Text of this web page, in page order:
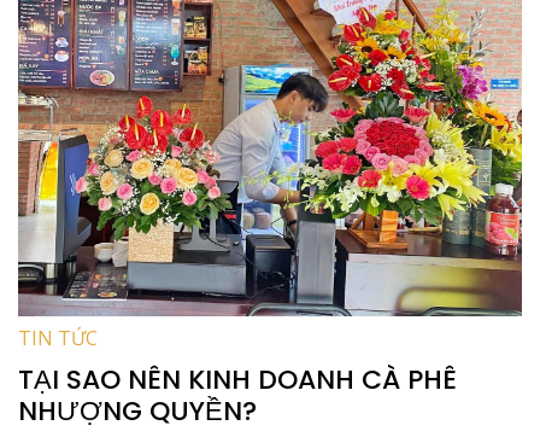
TIN TỨC
TẠI SAO NÊN KINH DOANH CÀ PHÊ
NHƯỢNG QUYỀN?